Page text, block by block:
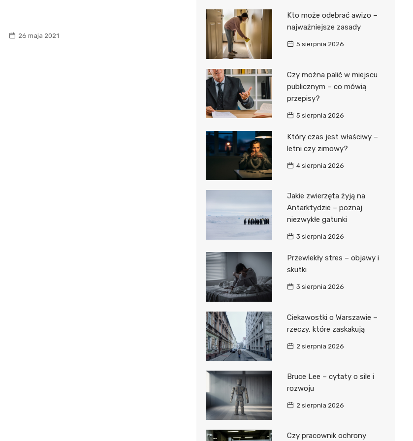
26 maja 2021
Kto może odebrać awizo –
najważniejsze zasady
5 sierpnia 2026
Czy można palić w miejscu
publicznym – co mówią
przepisy?
5 sierpnia 2026
Który czas jest właściwy –
letni czy zimowy?
4 sierpnia 2026
Jakie zwierzęta żyją na
Antarktydzie – poznaj
niezwykłe gatunki
3 sierpnia 2026
Przewlekły stres – objawy i
skutki
3 sierpnia 2026
Ciekawostki o Warszawie –
rzeczy, które zaskakują
2 sierpnia 2026
Bruce Lee – cytaty o sile i
rozwoju
2 sierpnia 2026
Czy pracownik ochrony